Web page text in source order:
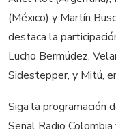
(México) y Martín
destaca la
Lucho Bermúdez,
Sidestepper, y Mitú,
Siga la programación
Señal Radio